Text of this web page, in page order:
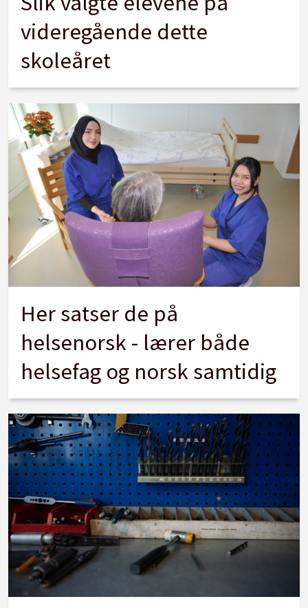
videregående dette
skoleåret
Her satser de på
helsenorsk - lærer både
helsefag og norsk samtidig